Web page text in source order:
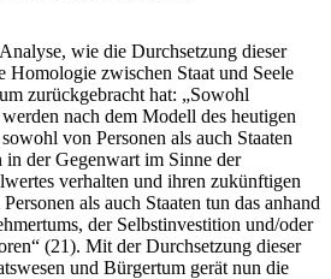
wie die Durchsetzung dieser
Homologie zwischen Staat und Seele
zurückgebracht hat: „Sowohl
nach dem Modell des heutigen
von Personen als auch Staaten
in der Gegenwart im Sinne der
verhalten und ihren zukünftigen
als auch Staaten tun das anhand
der Selbstinvestition und/oder
(21). Mit der Durchsetzung dieser
und Bürgertum gerät nun die